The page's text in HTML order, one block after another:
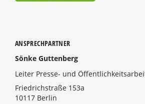
ANSPRECHPARTNER
Sönke Guttenberg
Leiter Presse- und
Friedrichstraße 153a
10117 Berlin